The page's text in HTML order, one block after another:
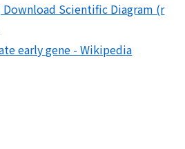
Scientific Diagram (r
early gene - Wikipedia